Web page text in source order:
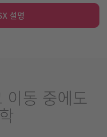
설명
이동 중에도